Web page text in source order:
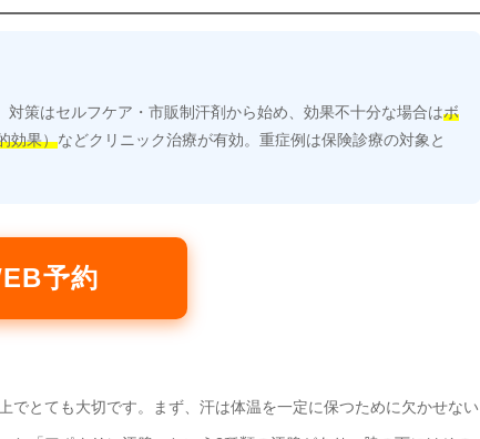
策はセルフケア・市販制汗剤から始め、効果不十分な場合はボ
効果）などクリニック治療が有効。重症例は保険診療の対象と
予約
でとても大切です。まず、汗は体温を一定に保つために欠かせない